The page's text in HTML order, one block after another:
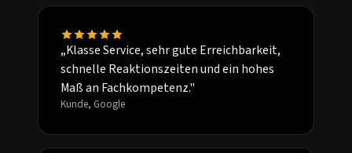
„Klasse Service, sehr gute Erreichbarkeit,
schnelle Reaktionszeiten und ein hohes
Maß an Fachkompetenz."
Kunde, Google